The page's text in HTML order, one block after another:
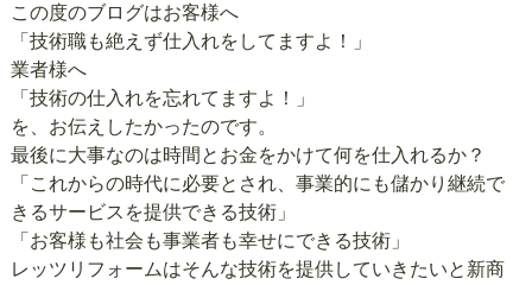
この度のブログはお客様へ
「技術職も絶えず仕入れをしてますよ！」
業者様へ
「技術の仕入れを忘れてますよ！」
を、お伝えしたかったのです。
最後に大事なのは時間とお金をかけて何を仕入れるか？
「これからの時代に必要とされ、事業的にも儲かり継続で
きるサービスを提供できる技術」
「お客様も社会も事業者も幸せにできる技術」
レッツリフォームはそんな技術を提供していきたいと新商